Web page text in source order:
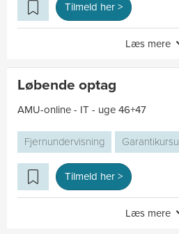
Tilmeld her >
Læs mere
Løbende optag
AMU-online - IT - uge 46+47
Fjernundervisning
Tilmeld her >
Læs mere